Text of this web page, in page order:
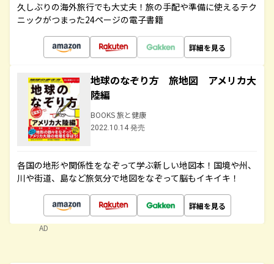
久しぶりの海外旅行でも大丈夫！旅の手配や準備に使えるテク
ニックがつまった24ページの電子書籍
詳細を見る
地球のなぞり方 旅地図 アメリカ大
陸編
BOOKS 旅と健康
2022.10.14 発売
各国の地形や関係性をなぞって学ぶ新しい地図本！国境や州、
川や街道、島など旅気分で地図をなぞって脳もイキイキ！
詳細を見る
AD